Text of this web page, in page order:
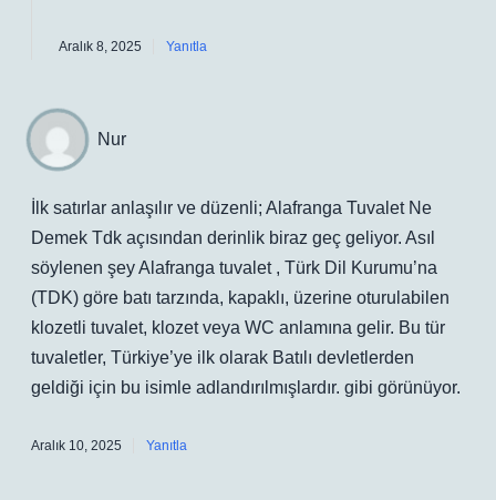
Aralık 8, 2025 Yanıtla
Nur
İlk satırlar anlaşılır ve düzenli; Alafranga Tuvalet Ne
Demek Tdk açısından derinlik biraz geç geliyor. Asıl
söylenen şey Alafranga tuvalet , Türk Dil Kurumu’na
(TDK) göre batı tarzında, kapaklı, üzerine oturulabilen
klozetli tuvalet, klozet veya WC anlamına gelir. Bu tür
tuvaletler, Türkiye’ye ilk olarak Batılı devletlerden
geldiği için bu isimle adlandırılmışlardır. gibi görünüyor.
Aralık 10, 2025 Yanıtla